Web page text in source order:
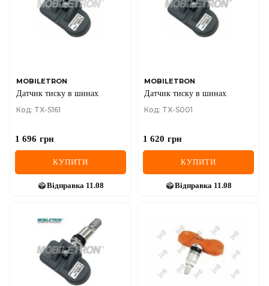
MOBILETRON
Датчик тиску в шинах
Код: TX-S161
1 696 грн
КУПИТИ
Відправка 11.08
MOBILETRON
Датчик тиску в шинах
Код: TX-S001
1 620 грн
КУПИТИ
Відправка 11.08